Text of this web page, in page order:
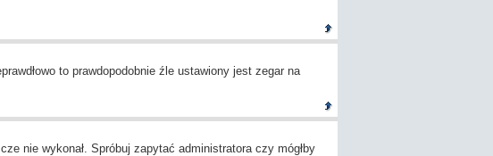
to prawdopodobnie źle ustawiony jest zegar na
nie wykonał. Spróbuj zapytać administratora czy mógłby